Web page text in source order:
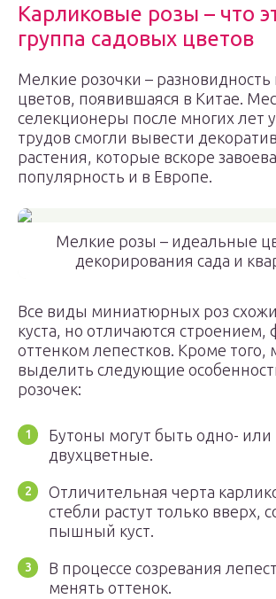
Карликовые розы – что
группа садовых цветов
Мелкие розочки –
цветов, появившаяся в Китае.
селекционеры после многих лет
трудов смогли вывести
растения, которые вскоре
популярность и в Европе.
Мелкие розы – идеальные
декорирования сада и
Все виды миниатюрных роз
куста, но отличаются строением,
оттенком лепестков. Кроме того,
выделить следующие
розочек:
Бутоны могут быть одно- или
двухцветные.
Отличительная черта
стебли растут только вверх,
пышный куст.
В процессе созревания
менять оттенок.